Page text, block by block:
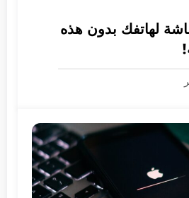
لهاتفك بدون هذه